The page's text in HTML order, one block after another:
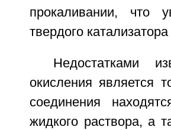
прокаливании, что
твердого
Недостатками
окисления является
соединения
жидкого раствора, а